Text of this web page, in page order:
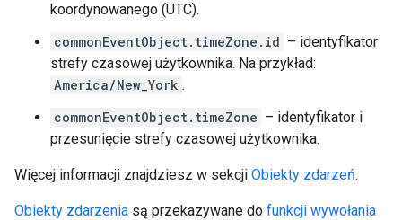
koordynowanego (UTC).
commonEventObject.timeZone.id – identyfikator
strefy czasowej użytkownika. Na przykład:
America/New_York .
commonEventObject.timeZone – identyfikator i
przesunięcie strefy czasowej użytkownika.
Więcej informacji znajdziesz w sekcji Obiekty zdarzeń.
Obiekty zdarzenia są przekazywane do funkcji wywołania